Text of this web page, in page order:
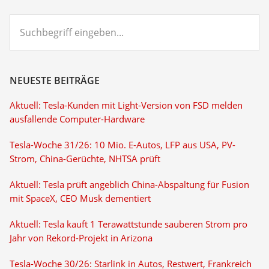
eingeben...
NEUESTE BEITRÄGE
Aktuell: Tesla-Kunden mit Light-Version von FSD melden
ausfallende Computer-Hardware
Tesla-Woche 31/26: 10 Mio. E-Autos, LFP aus USA, PV-
Strom, China-Gerüchte, NHTSA prüft
Aktuell: Tesla prüft angeblich China-Abspaltung für Fusion
mit SpaceX, CEO Musk dementiert
Aktuell: Tesla kauft 1 Terawattstunde sauberen Strom pro
Jahr von Rekord-Projekt in Arizona
Tesla-Woche 30/26: Starlink in Autos, Restwert, Frankreich